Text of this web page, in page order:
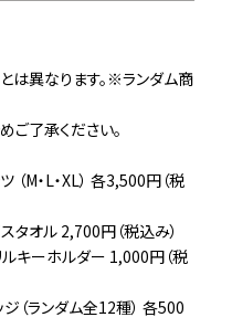
は異なります。※ランダム商
ご了承ください。
M・L・XL） 各3,500円（税
オル 2,700円（税込み）
キーホルダー 1,000円（税
（ランダム全12種） 各500